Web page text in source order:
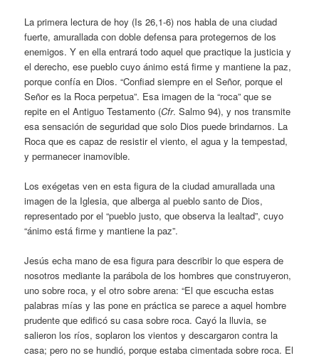
La primera lectura de hoy (Is 26,1-6) nos habla de una ciudad
fuerte, amurallada con doble defensa para protegernos de los
enemigos. Y en ella entrará todo aquel que practique la justicia y
el derecho, ese pueblo cuyo ánimo está firme y mantiene la paz,
porque confía en Dios. “Confiad siempre en el Señor, porque el
Señor es la Roca perpetua”. Esa imagen de la “roca” que se
repite en el Antiguo Testamento (Cfr. Salmo 94), y nos transmite
esa sensación de seguridad que solo Dios puede brindarnos. La
Roca que es capaz de resistir el viento, el agua y la tempestad,
y permanecer inamovible.
Los exégetas ven en esta figura de la ciudad amurallada una
imagen de la Iglesia, que alberga al pueblo santo de Dios,
representado por el “pueblo justo, que observa la lealtad”, cuyo
“ánimo está firme y mantiene la paz”.
Jesús echa mano de esa figura para describir lo que espera de
nosotros mediante la parábola de los hombres que construyeron,
uno sobre roca, y el otro sobre arena: “El que escucha estas
palabras mías y las pone en práctica se parece a aquel hombre
prudente que edificó su casa sobre roca. Cayó la lluvia, se
salieron los ríos, soplaron los vientos y descargaron contra la
casa; pero no se hundió, porque estaba cimentada sobre roca. El